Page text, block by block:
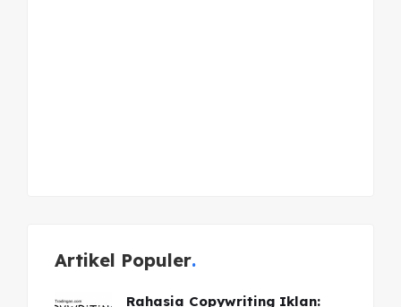
Artikel Populer
Rahasia Copywriting Iklan: